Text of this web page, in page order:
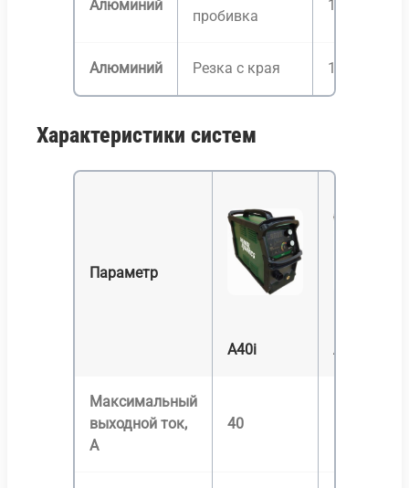
Алюминий
пробивка
10 мм
Алюминий Резка с края 10 мм
Характеристики систем
Параметр
A40i A60i
Максимальный
выходной ток,
А
40